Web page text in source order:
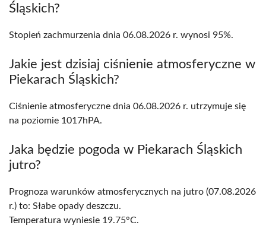
Śląskich?
Stopień zachmurzenia dnia 06.08.2026 r. wynosi 95%.
Jakie jest dzisiaj ciśnienie atmosferyczne w
Piekarach Śląskich?
Ciśnienie atmosferyczne dnia 06.08.2026 r. utrzymuje się
na poziomie 1017hPA.
Jaka będzie pogoda w Piekarach Śląskich
jutro?
Prognoza warunków atmosferycznych na jutro (07.08.2026
r.) to: Słabe opady deszczu.
Temperatura wyniesie 19.75°C.